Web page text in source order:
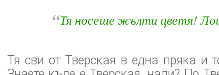
“Тя носеше жълти цветя!
Тя сви от Тверская в една пряка и